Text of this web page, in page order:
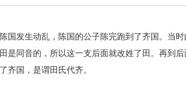
发生动乱，陈国的公子陈完跑到了齐国。当时
是同音的，所以这一支后面就改姓了田。再到
齐国，是谓田氏代齐。